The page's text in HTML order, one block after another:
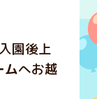
園後上
ムへお越